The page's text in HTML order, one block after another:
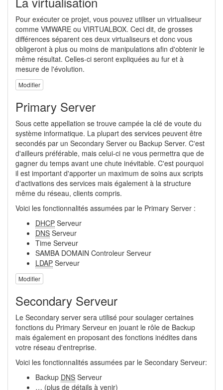
Pour exécuter ce projet, vous pouvez utiliser un virtualiseur
comme VMWARE ou VIRTUALBOX. Ceci dit, de grosses
différences séparent ces deux virtualiseurs et donc vous
obligeront à plus ou moins de manipulations afin d'obtenir le
même résultat. Celles-ci seront expliquées au fur et à
mesure de l'évolution.
Modifier
Primary Server
Sous cette appellation se trouve campée la clé de voute du
système informatique. La plupart des services peuvent être
secondés par un Secondary Server ou Backup Server. C'est
d'ailleurs préférable, mais celui-ci ne vous permettra que de
gagner du temps avant une chute inévitable. C'est pourquoi
il est important d'apporter un maximum de soins aux scripts
d'activations des services mais également à la structure
même du réseau, clients compris.
Voici les fonctionnalités assumées par le Primary Server :
DHCP Serveur
DNS Serveur
Time Serveur
SAMBA DOMAIN Controleur Serveur
LDAP Serveur
Modifier
Secondary Serveur
Le Secondary server sera utilisé pour soulager certaines
fonctions du Primary Serveur en jouant le rôle de Backup
mais également en proposant des fonctions inédites dans
votre réseau d'entreprise.
Voici les fonctionnalités assumées par le Secondary Serveur:
Backup DNS Serveur
… (plus de détails à venir)